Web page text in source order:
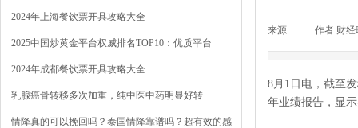
来源: 作者:财经
8月1日电，截至
年业绩报告，显
2024年上海餐饮票开具攻略大全
2025中国炒黄金平台权威排名TOP10：优质平台
2024年成都餐饮票开具攻略大全
乳腺癌骨转移多次加重，纯中医中药明显好转
情降真的可以挽回吗？泰国情降靠谱吗？超有效的感